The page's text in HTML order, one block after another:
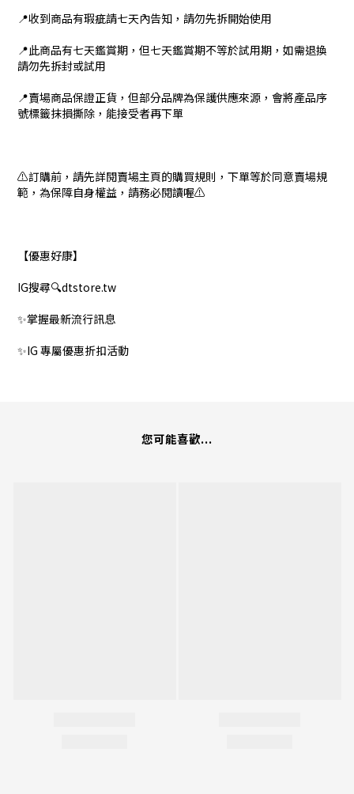
📍收到商品有瑕疵請七天內告知，請勿先拆開始使用
📍此商品有七天鑑賞期，但七天鑑賞期不等於試用期，如需退換
請勿先拆封或試用
📍賣場商品保證正貨，但部分品牌為保護供應來源，會將產品序
號標籤抹損撕除，能接受者再下單
⚠️訂購前，請先詳閱賣場主頁的購買規則，下單等於同意賣場規
範，為保障自身權益，請務必閱讀喔⚠️
【優惠好康】
IG搜尋🔍dtstore.tw
✨掌握最新流行訊息
✨IG 專屬優惠折扣活動
您可能喜歡...